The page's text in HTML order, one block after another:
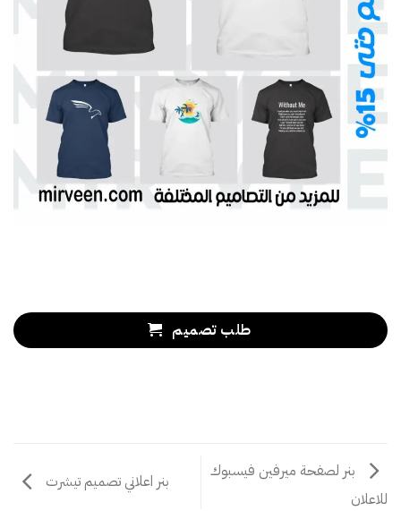
طلب تصميم
بنر لصفحة ميرفين فيسبوك
للاعلان
بنر اعلاني تصميم تيشرت